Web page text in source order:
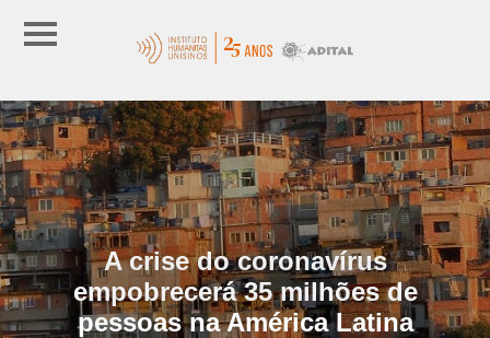
A crise do coronavírus
empobrecerá 35 milhões de
pessoas na América Latina